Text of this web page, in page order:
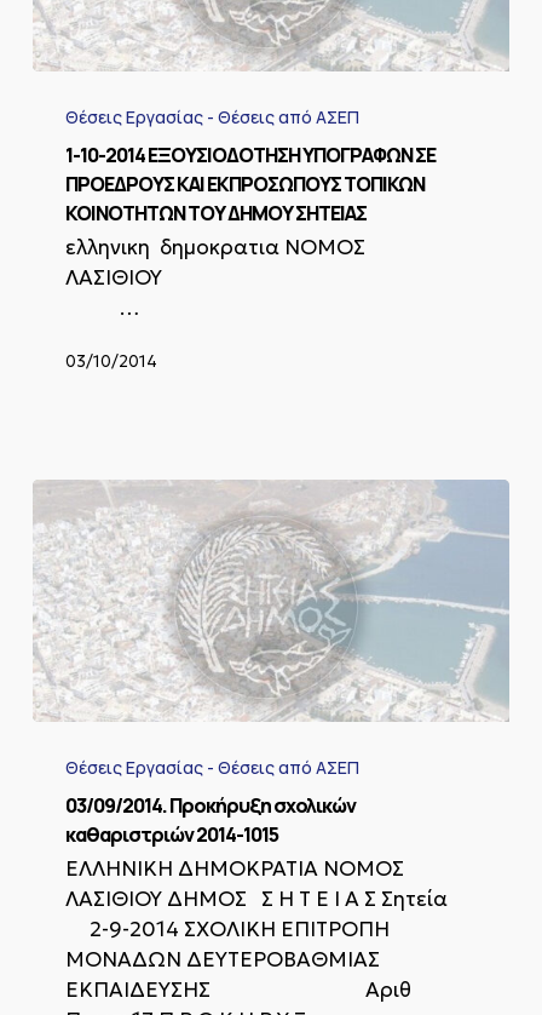
2014
ΕΞΟΥΣΙΟΔΟΤΗΣΗ
ΥΠΟΓΡΑΦΩΝ
ΠΡΟΕΔΡΟΥΣ
ΕΚΠΡΟΣΩΠΟΥΣ
ΚΟΙΝΟΤΗΤΩΝ
ΤΟΥ
ΔΗΜΟΥ
Θέσεις Εργασίας - Θέσεις από ΑΣΕΠ
1-10-2014 ΕΞΟΥΣΙΟΔΟΤΗΣΗ ΥΠΟΓΡΑΦΩΝ ΣΕ
ΠΡΟΕΔΡΟΥΣ ΚΑΙ ΕΚΠΡΟΣΩΠΟΥΣ ΤΟΠΙΚΩΝ
ΚΟΙΝΟΤΗΤΩΝ ΤΟΥ ΔΗΜΟΥ ΣΗΤΕΙΑΣ
ελληνικη δημοκρατια ΝΟΜΟΣ
ΛΑΣΙΘΙΟΥ
…
03/10/2014
Προκήρυξη
σχολικών
καθαριστριών
2014-
Θέσεις Εργασίας - Θέσεις από ΑΣΕΠ
03/09/2014. Προκήρυξη σχολικών
καθαριστριών 2014-1015
ΕΛΛΗΝΙΚΗ ΔΗΜΟΚΡΑΤΙΑ ΝΟΜΟΣ
ΛΑΣΙΘΙΟΥ ΔΗΜΟΣ Σ Η Τ Ε Ι Α Σ Σητεία
2-9-2014 ΣΧΟΛΙΚΗ ΕΠΙΤΡΟΠΗ
ΜΟΝΑΔΩΝ ΔΕΥΤΕΡΟΒΑΘΜΙΑΣ
ΕΚΠΑΙΔΕΥΣΗΣ Αριθ